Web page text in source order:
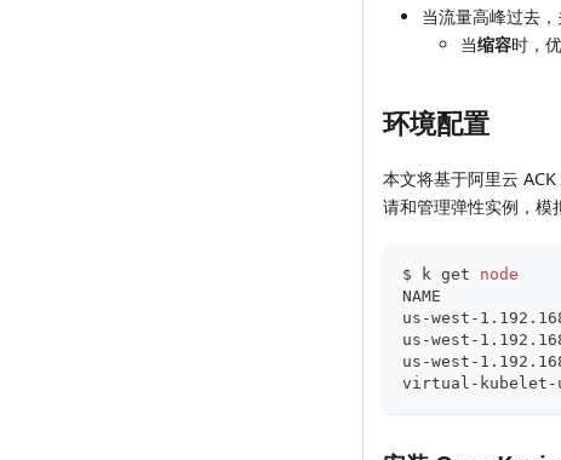
当流量高峰过去
当缩容时，
环境配置
本文将基于阿里云
请和管理弹性实例，模
$ k get node
NAME
us-west-
us-west-
us-west-
virtual-kubelet-